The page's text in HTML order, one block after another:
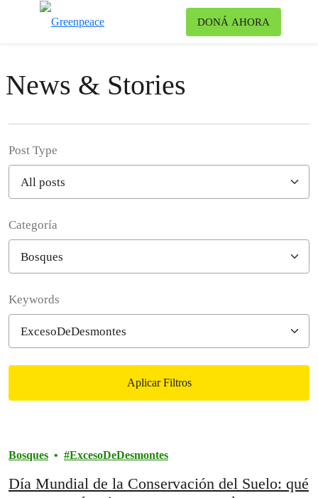
DONÁ AHORA
News & Stories
Post Type
Categoría
Keywords
Aplicar Filtros
Bosques ExcesoDeDesmontes
Día Mundial de la Conservación del Suelo: qué